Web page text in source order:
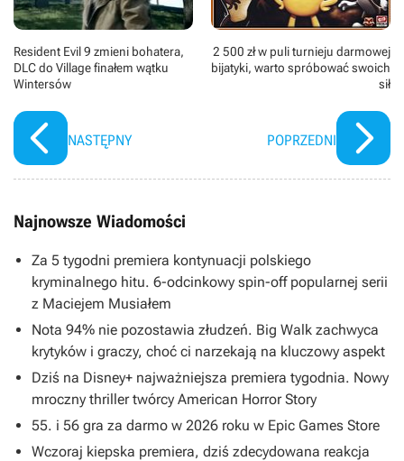
Resident Evil 9 zmieni bohatera,
DLC do Village finałem wątku
Wintersów
NASTĘPNY
2 500 zł w puli turnieju darmowej
bijatyki, warto spróbować swoich
sił
POPRZEDNI
Najnowsze Wiadomości
Za 5 tygodni premiera kontynuacji polskiego
kryminalnego hitu. 6-odcinkowy spin-off popularnej serii
z Maciejem Musiałem
Nota 94% nie pozostawia złudzeń. Big Walk zachwyca
krytyków i graczy, choć ci narzekają na kluczowy aspekt
Dziś na Disney+ najważniejsza premiera tygodnia. Nowy
mroczny thriller twórcy American Horror Story
55. i 56 gra za darmo w 2026 roku w Epic Games Store
Wczoraj kiepska premiera, dziś zdecydowana reakcja